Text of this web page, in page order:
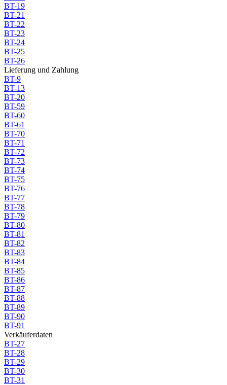
BT-19
BT-21
BT-22
BT-23
BT-24
BT-25
BT-26
Lieferung und Zahlung
BT-9
BT-13
BT-20
BT-59
BT-60
BT-61
BT-70
BT-71
BT-72
BT-73
BT-74
BT-75
BT-76
BT-77
BT-78
BT-79
BT-80
BT-81
BT-82
BT-83
BT-84
BT-85
BT-86
BT-87
BT-88
BT-89
BT-90
BT-91
Verkäuferdaten
BT-27
BT-28
BT-29
BT-30
BT-31